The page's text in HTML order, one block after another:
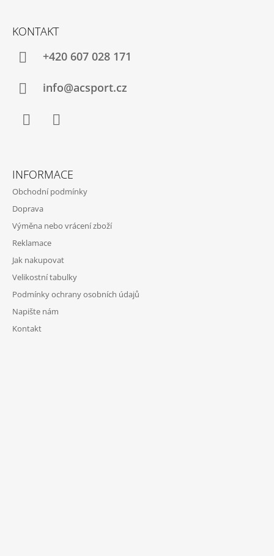
KONTAKT
+420 607 028 171
info@acsport.cz
INFORMACE
Obchodní podmínky
Doprava
Výměna nebo vrácení zboží
Reklamace
Jak nakupovat
Velikostní tabulky
Podmínky ochrany osobních údajů
Napište nám
Kontakt